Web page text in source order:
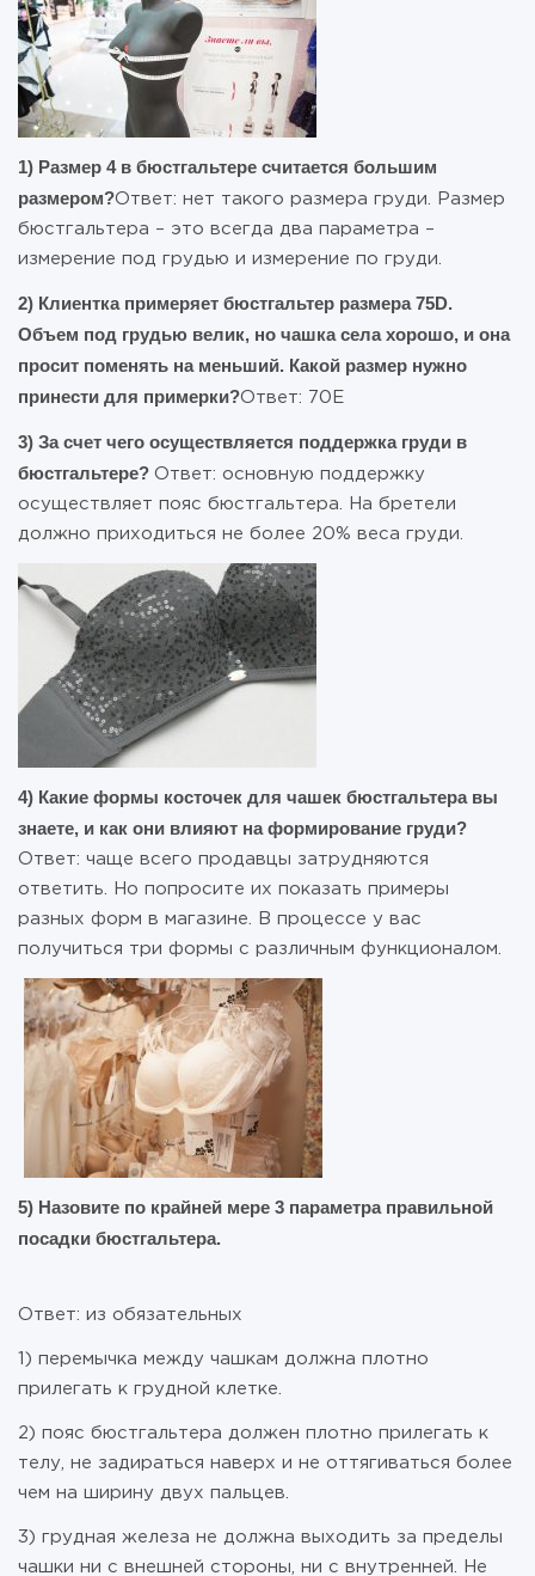
1) Размер 4 в бюстгальтере считается большим
размером?Ответ: нет такого размера груди. Размер
бюстгальтера – это всегда два параметра –
измерение под грудью и измерение по груди.
2) Клиентка примеряет бюстгальтер размера 75D.
Объем под грудью велик, но чашка села хорошо, и она
просит поменять на меньший. Какой размер нужно
принести для примерки?Ответ: 70Е
3) За счет чего осуществляется поддержка груди в
бюстгальтере? Ответ: основную поддержку
осуществляет пояс бюстгальтера. На бретели
должно приходиться не более 20% веса груди.
4) Какие формы косточек для чашек бюстгальтера вы
знаете, и как они влияют на формирование груди?
Ответ: чаще всего продавцы затрудняются
ответить. Но попросите их показать примеры
разных форм в магазине. В процессе у вас
получиться три формы с различным функционалом.
5) Назовите по крайней мере 3 параметра правильной
посадки бюстгальтера.
Ответ: из обязательных
1) перемычка между чашкам должна плотно
прилегать к грудной клетке.
2) пояс бюстгальтера должен плотно прилегать к
телу, не задираться наверх и не оттягиваться более
чем на ширину двух пальцев.
3) грудная железа не должна выходить за пределы
чашки ни с внешней стороны, ни с внутренней. Не